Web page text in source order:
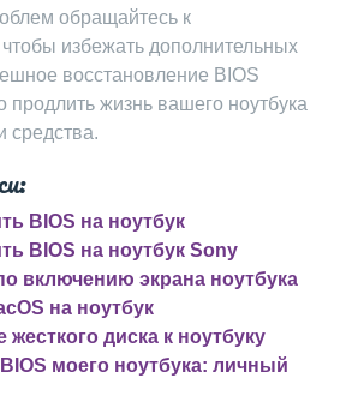
обращайтесь к
избежать дополнительных
восстановление BIOS
продлить жизнь вашего ноутбука
средства.
BIOS на ноутбук
BIOS на ноутбук Sony
включению экрана ноутбука
на ноутбук
диска к ноутбуку
моего ноутбука: личный